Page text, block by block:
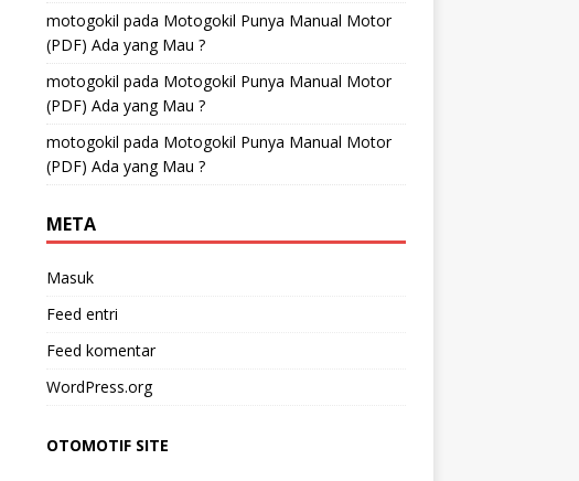
motogokil pada Motogokil Punya Manual Motor
(PDF) Ada yang Mau ?
motogokil pada Motogokil Punya Manual Motor
(PDF) Ada yang Mau ?
motogokil pada Motogokil Punya Manual Motor
(PDF) Ada yang Mau ?
META
Masuk
Feed entri
Feed komentar
WordPress.org
OTOMOTIF SITE